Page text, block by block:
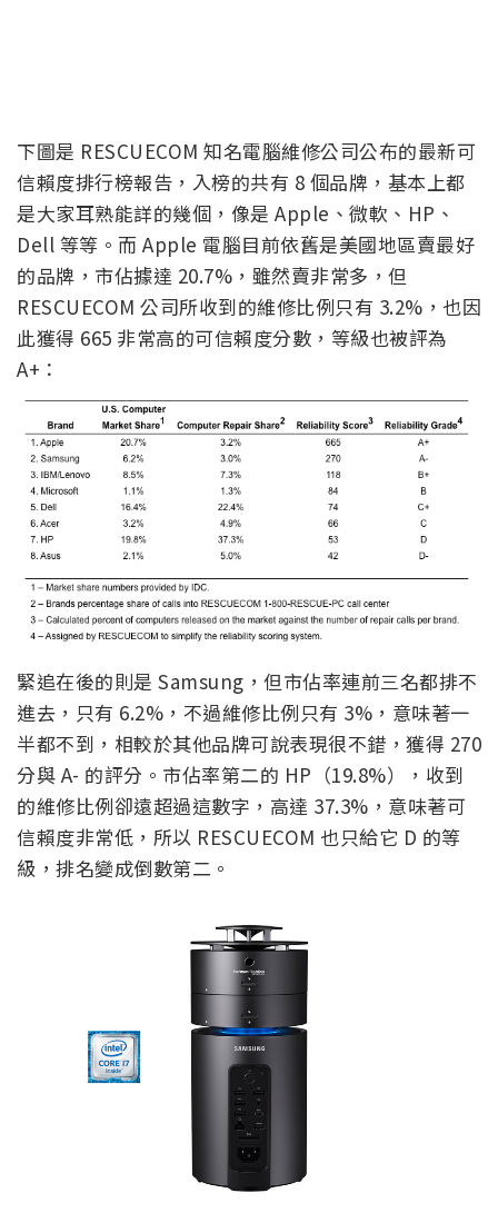
下圖是 RESCUECOM 知名電腦維修公司公布的最新可
信賴度排行榜報告，入榜的共有 8 個品牌，基本上都
是大家耳熟能詳的幾個，像是 Apple、微軟、HP、
Dell 等等。而 Apple 電腦目前依舊是美國地區賣最好
的品牌，市佔據達 20.7%，雖然賣非常多，但
RESCUECOM 公司所收到的維修比例只有 3.2%，也因
此獲得 665 非常高的可信賴度分數，等級也被評為
A+：
緊追在後的則是 Samsung，但市佔率連前三名都排不
進去，只有 6.2%，不過維修比例只有 3%，意味著一
半都不到，相較於其他品牌可說表現很不錯，獲得 270
分與 A- 的評分。市佔率第二的 HP（19.8%），收到
的維修比例卻遠超過這數字，高達 37.3%，意味著可
信賴度非常低，所以 RESCUECOM 也只給它 D 的等
級，排名變成倒數第二。